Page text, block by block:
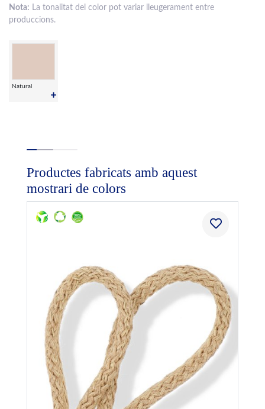
Nota: La tonalitat del color pot variar lleugerament entre
produccions.
Natural
Productes fabricats amb aquest
mostrari de colors